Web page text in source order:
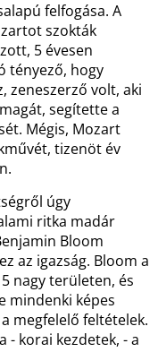
felfogása. A
szokták
5 évesen
tényező, hogy
zeneszerző volt, aki
segítette a
Mégis, Mozart
tizenöt év
úgy
ritka madár
Bloom
az igazság. Bloom a
nagy területen, és
mindenki képes
megfelelő feltételek.
- korai kezdetek, - a